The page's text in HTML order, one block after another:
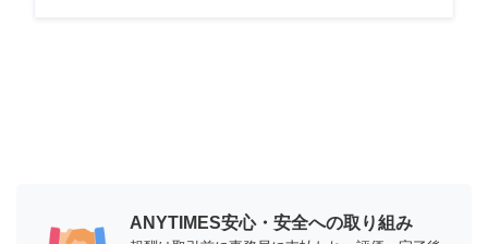
ANYTIMES安心・安全への取り組み